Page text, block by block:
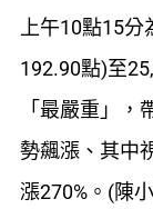
上午10點15
192.90點)至
「最嚴重」
勢飆漲、其中
漲270%。(陳